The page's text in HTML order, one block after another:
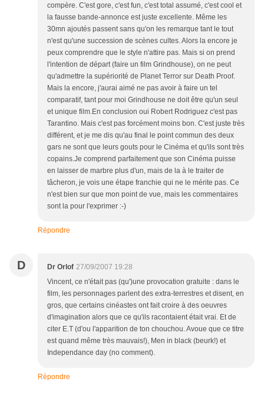
compère. C'est gore, c'est fun, c'est total assumé, c'est cool et
la fausse bande-annonce est juste excellente. Même les
30mn ajoutés passent sans qu'on les remarque tant le tout
n'est qu'une succession de scènes cultes. Alors la encore je
peux comprendre que le style n'attire pas. Mais si on prend
l'intention de départ (faire un film Grindhouse), on ne peut
qu'admettre la supériorité de Planet Terror sur Death Proof.
Mais la encore, j'aurai aimé ne pas avoir à faire un tel
comparatif, tant pour moi Grindhouse ne doit être qu'un seul
et unique film.En conclusion oui Robert Rodriguez c'est pas
Tarantino. Mais c'est pas forcément moins bon. C'est juste très
différent, et je me dis qu'au final le point commun des deux
gars ne sont que leurs gouts pour le Cinéma et qu'ils sont très
copains.Je comprend parfaitement que son Cinéma puisse
en laisser de marbre plus d'un, mais de la à le traiter de
tâcheron, je vois une étape franchie qui ne le mérite pas. Ce
n'est bien sur que mon point de vue, mais les commentaires
sont la pour l'exprimer :-)
Répondre
D Dr Orlof 27/09/2007 19:28
Vincent, ce n'était pas (qu')une provocation gratuite : dans le
film, les personnages parlent des extra-terrestres et disent, en
gros, que certains cinéastes ont fait croire à des oeuvres
d'imagination alors que ce qu'ils racontaient était vrai. Et de
citer E.T (d'ou l'apparition de ton chouchou. Avoue que ce titre
est quand même très mauvais!), Men in black (beurk!) et
Independance day (no comment).
Répondre